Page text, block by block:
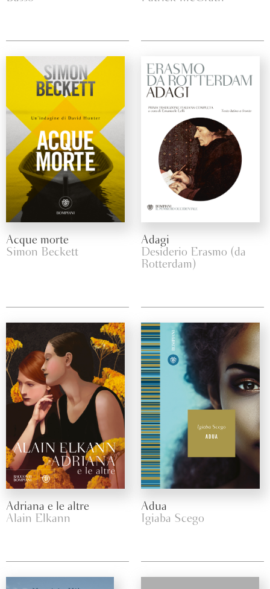
Acque morte
Simon Beckett
Adagi
Desiderio Erasmo (da
Rotterdam)
Adriana e le altre
Alain Elkann
Adua
Igiaba Scego